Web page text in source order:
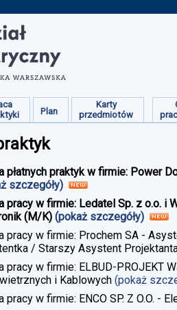
Plan
Karty
przedmiotów
płatnych praktyk w firmie: Power
szczegóły)
pracy w firmie: Ledatel Sp. z o.o. i
(M/K) (pokaż szczegóły)
pracy w firmie: Prochem SA -
/ Starszy Asystent
pracy w firmie: ELBUD-PROJEKT
i Kablowych (pokaż
pracy w firmie: ENCO SP. Z O.O. -